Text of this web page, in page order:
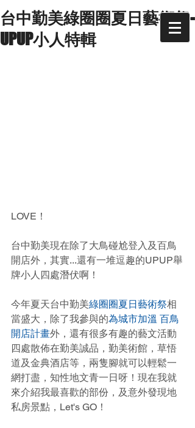
台中勤美綠圈圈夏日藝術祭-
UPUP小人特輯
LOVE！
台中勤美現在除了大鳥碰尬登入及百鳥
開店外，其實...還有一堆逗趣的UPUP舉
牌小人四處潛伏啊！
今年夏天台中勤美綠圈圈夏日藝術祭相
當盛大，除了我參與的為城市加溫 百鳥
開店計畫外，還有很多有趣的藝文活動
四處散佈在勤美誠品，勤美術館，草悟
道及金典酒店等，兩隻腳就可以輕鬆一
網打盡，知性地文青一日呀！現在我就
來介紹我最喜歡的部份，及意外發現地
私房景點，Let's GO！